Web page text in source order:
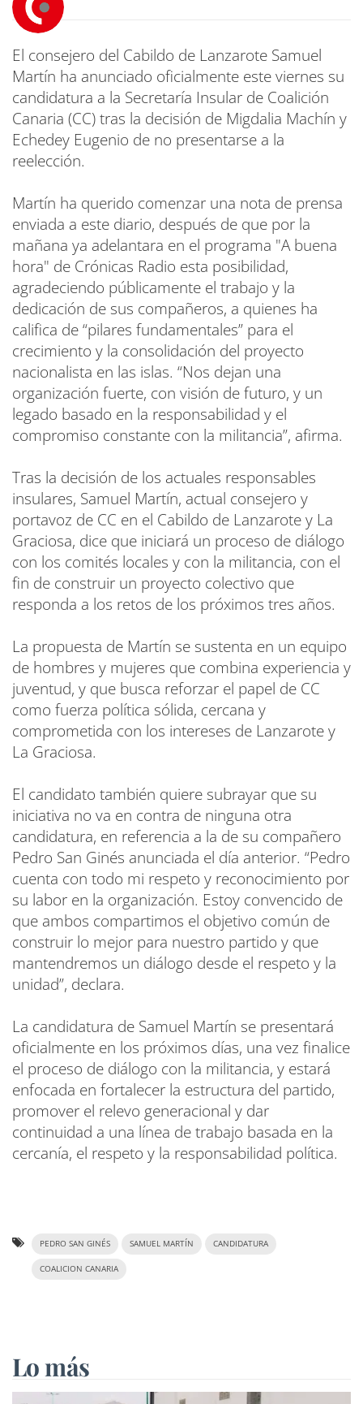
El consejero del Cabildo de Lanzarote Samuel
Martín ha anunciado oficialmente este viernes su
candidatura a la Secretaría Insular de Coalición
Canaria (CC) tras la decisión de Migdalia Machín y
Echedey Eugenio de no presentarse a la
reelección.
Martín ha querido comenzar una nota de prensa
enviada a este diario, después de que por la
mañana ya adelantara en el programa "A buena
hora" de Crónicas Radio esta posibilidad,
agradeciendo públicamente el trabajo y la
dedicación de sus compañeros, a quienes ha
califica de “pilares fundamentales” para el
crecimiento y la consolidación del proyecto
nacionalista en las islas. “Nos dejan una
organización fuerte, con visión de futuro, y un
legado basado en la responsabilidad y el
compromiso constante con la militancia”, afirma.
Tras la decisión de los actuales responsables
insulares, Samuel Martín, actual consejero y
portavoz de CC en el Cabildo de Lanzarote y La
Graciosa, dice que iniciará un proceso de diálogo
con los comités locales y con la militancia, con el
fin de construir un proyecto colectivo que
responda a los retos de los próximos tres años.
La propuesta de Martín se sustenta en un equipo
de hombres y mujeres que combina experiencia y
juventud, y que busca reforzar el papel de CC
como fuerza política sólida, cercana y
comprometida con los intereses de Lanzarote y
La Graciosa.
El candidato también quiere subrayar que su
iniciativa no va en contra de ninguna otra
candidatura, en referencia a la de su compañero
Pedro San Ginés anunciada el día anterior. “Pedro
cuenta con todo mi respeto y reconocimiento por
su labor en la organización. Estoy convencido de
que ambos compartimos el objetivo común de
construir lo mejor para nuestro partido y que
mantendremos un diálogo desde el respeto y la
unidad”, declara.
La candidatura de Samuel Martín se presentará
oficialmente en los próximos días, una vez finalice
el proceso de diálogo con la militancia, y estará
enfocada en fortalecer la estructura del partido,
promover el relevo generacional y dar
continuidad a una línea de trabajo basada en la
cercanía, el respeto y la responsabilidad política.
PEDRO SAN GINÉS SAMUEL MARTÍN CANDIDATURA
COALICION CANARIA
Lo más